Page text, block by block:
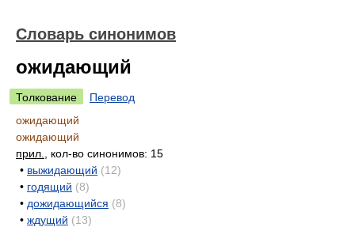
Словарь синонимов
ожидающий
Толкование
Перевод
ожидающий
ожидающий
прил.
, кол-во синонимов: 15
• выжидающий (12)
• годящий (8)
• дожидающийся (8)
• ждущий (13)